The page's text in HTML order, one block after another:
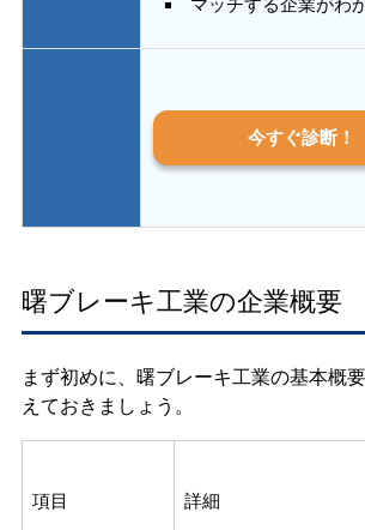
マッチする企業がわ
今すぐ診断！
曙ブレーキ工業の企業概要
まず初めに、曙ブレーキ工業の基本概
えておきましょう。
項目 詳細